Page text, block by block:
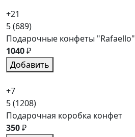
+21
5(689)
Подарочные конфеты "Rafaello"
1040₽
Добавить
+7
5(1208)
Подарочная коробка конфет
350₽